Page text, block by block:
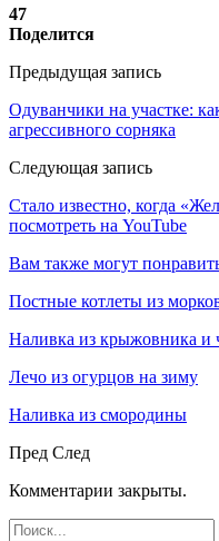
47
Поделится
Предыдущая запись
Одуванчики на участке:
агрессивного сорняка
Следующая запись
Стало известно, когда
посмотреть на YouTube
Вам также могут
Постные котлеты из
Наливка из крыжовника и
Лечо из огурцов на зиму
Наливка из смородины
Пред След
Комментарии закрыты.